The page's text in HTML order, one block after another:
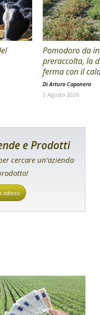
Pomodoro da
preraccolta, la
ferma con il
Di Arturo Caponero
3 Agosto 2026
e Prodotti
cercare un’azienda
adesso